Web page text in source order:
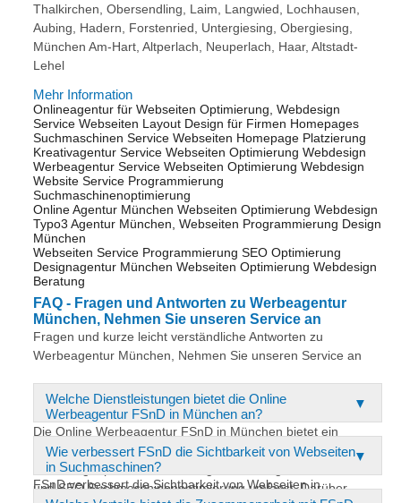
Thalkirchen, Obersendling, Laim, Langwied, Lochhausen,
Aubing, Hadern, Forstenried, Untergiesing, Obergiesing,
München Am-Hart, Altperlach, Neuperlach, Haar, Altstadt-
Lehel
Mehr Information
Onlineagentur für Webseiten Optimierung, Webdesign
Service Webseiten Layout Design für Firmen Homepages
Suchmaschinen Service Webseiten Homepage Platzierung
Kreativagentur Service Webseiten Optimierung Webdesign
Werbeagentur Service Webseiten Optimierung Webdesign
Website Service Programmierung
Suchmaschinenoptimierung
Online Agentur München Webseiten Optimierung Webdesign
Typo3 Agentur München, Webseiten Programmierung Design
München
Webseiten Service Programmierung SEO Optimierung
Designagentur München Webseiten Optimierung Webdesign
Beratung
FAQ - Fragen und Antworten zu Werbeagentur
München, Nehmen Sie unseren Service an
Fragen und kurze leicht verständliche Antworten zu
Werbeagentur München, Nehmen Sie unseren Service an
Welche Dienstleistungen bietet die Online
Werbeagentur FSnD in München an?
Die Online Werbeagentur FSnD in München bietet ein
umfassendes Leistungsspektrum an, das modernes
Webdesign, professionelle Programmierung von Webseiten
und SEO Suchmaschinenoptimierung umfasst. Darüber
Wie verbessert FSnD die Sichtbarkeit von Webseiten
in Suchmaschinen?
FSnD verbessert die Sichtbarkeit von Webseiten in